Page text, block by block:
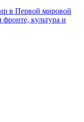
в Первой мировой
культура и